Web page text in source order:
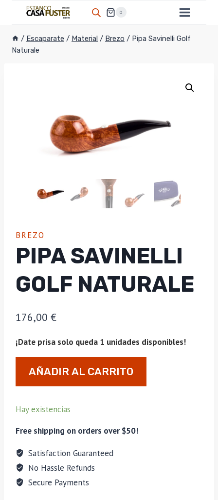
0
/ Escaparate / Material / Brezo / Pipa Savinelli Golf
Naturale
BREZO
PIPA SAVINELLI
GOLF NATURALE
176,00 €
¡Date prisa solo queda 1 unidades disponibles!
Savinelli
Golf
cantidad
AÑADIR AL CARRITO
Hay existencias
Free shipping on orders over $50!
Satisfaction Guaranteed
No Hassle Refunds
Secure Payments